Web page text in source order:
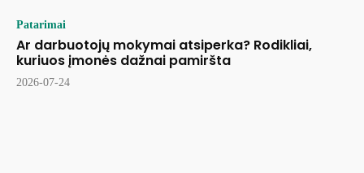
Patarimai
Ar darbuotojų mokymai atsiperka? Rodikliai,
kuriuos įmonės dažnai pamiršta
2026-07-24